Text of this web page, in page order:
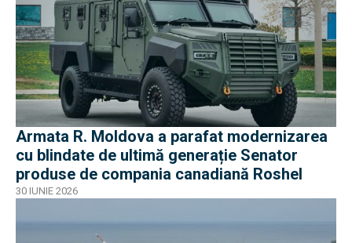
Armata R. Moldova a parafat modernizarea
cu blindate de ultimă generație Senator
produse de compania canadiană Roshel
30 IUNIE 2026